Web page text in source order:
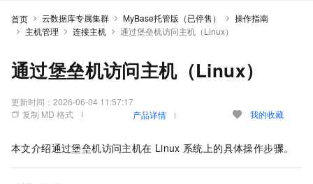
首页 云数据库专属集群 MyBase托管版（已停售）
操作指南
主机管理
连接主机 通过堡垒机访问主机（Linux）
通过堡垒机访问主机（Linux）
更新时间： 2026-06-04 11:57:17
复制 MD 格式
产品详情 我的收藏
本文介绍通过堡垒机访问主机在 Linux 系统上的具体操作步骤。